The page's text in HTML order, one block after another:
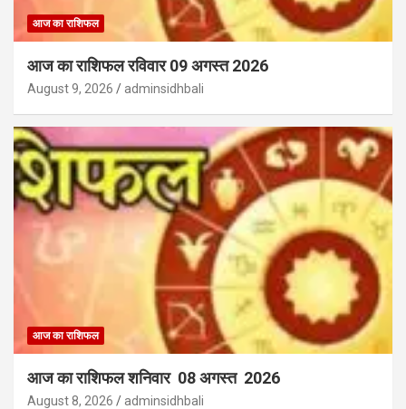
आज का राशिफल
आज का राशिफल रविवार 09 अगस्त 2026
August 9, 2026 adminsidhbali
आज का राशिफल
आज का राशिफल शनिवार 08 अगस्त 2026
August 8, 2026 adminsidhbali